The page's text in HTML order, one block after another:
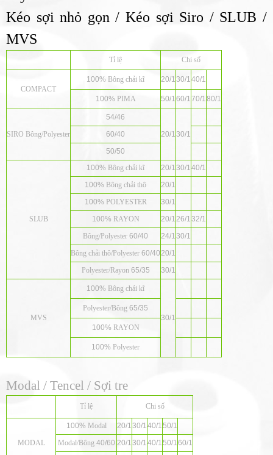
Kéo sợi nhỏ gọn / Kéo sợi Siro / SLUB /
MVS
Tỉ lệ Chi số
COMPACT
100% Bông chải kĩ 20/1 30/1 40/1
100% PIMA 50/1 60/1 70/1 80/1
SIRO Bông/Polyester
54/46
20/1 30/1
60/40
50/50
SLUB
100% Bông chải kĩ 20/1 30/1 40/1
100% Bông chải thô 20/1
100% POLYESTER 30/1
100% RAYON 20/1 26/1 32/1
Bông/Polyester 60/40 24/1 30/1
Bông chải thô/Polyester 60/40 20/1
Polyester/Rayon 65/35 30/1
MVS
100% Bông chải kĩ
30/1
Polyester/Bông 65/35
100% RAYON
100% Polyester
Modal / Tencel / Sợi tre
Tỉ lệ Chi số
MODAL
100% Modal 20/1 30/1 40/1 50/1
Modal/Bông 40/60 20/1 30/1 40/1 50/1 60/1